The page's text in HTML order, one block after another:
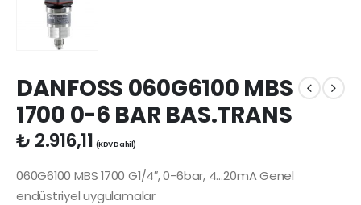
DANFOSS 060G6100 MBS
1700 0-6 BAR BAS.TRANS
₺ 2.916,11 (KDV Dahil)
060G6100 MBS 1700 G1/4″, 0-6bar, 4…20mA Genel
endüstriyel uygulamalar